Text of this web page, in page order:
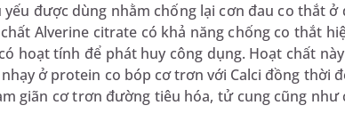
yếu được dùng nhằm chống lại cơn đau co thắt
Alverine citrate có khả năng chống co thắt
hoạt tính để phát huy công dụng. Hoạt chất
ở protein co bóp cơ trơn với Calci đồng thời
giãn cơ trơn đường tiêu hóa, tử cung cũng